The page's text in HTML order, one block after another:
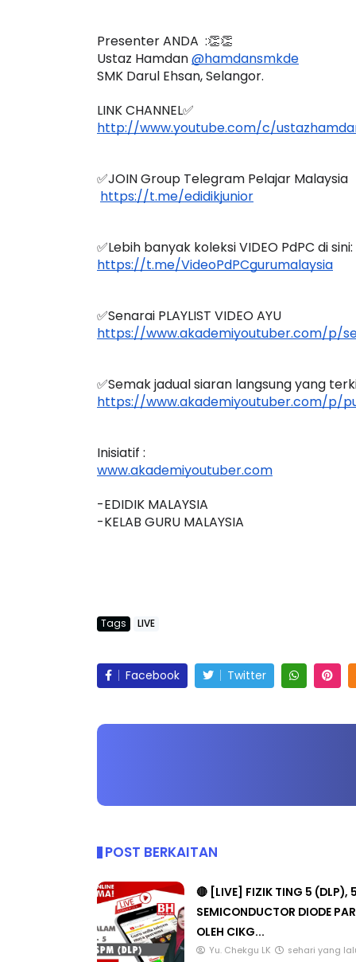
Presenter ANDA  :👏👏
Ustaz Hamdan @hamdansmkde
SMK Darul Ehsan, Selangor.
LINK CHANNEL✅
http://www.youtube.com/c/
✅JOIN Group Telegram Pelajar Malaysia
https://t.me/edidikjunior
✅Lebih banyak koleksi VIDEO PdPC di sini:
https://t.me/VideoPdPCgurumalaysia
✅Senarai PLAYLIST VIDEO AYU
https://www.akademiyoutuber.com/p/
✅Semak jadual siaran langsung yang
https://www.akademiyoutuber.com/p/
Inisiatif :
www.akademiyoutuber.com
-EDIDIK MALAYSIA
-KELAB GURU MALAYSIA
Tags LIVE
Facebook Twitter
POST BERKAITAN
🔴 [LIVE] FIZIK TING 5 (DLP),
SEMICONDUCTOR DIODE
OLEH CIKG...
Yu. Chekgu LK sehari yang
BEDAH TUNTAS SOALAN 1 TRIAL
OLEH CIKGU ...
BICARA
Unknown